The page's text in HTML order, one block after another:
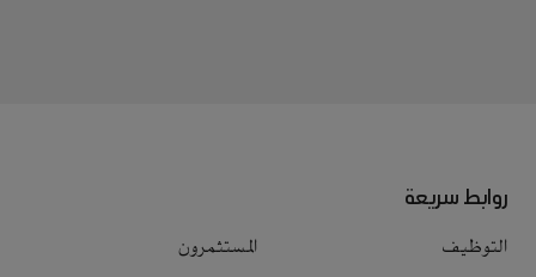
روابط سريعة
التوظيف
المستثمرون